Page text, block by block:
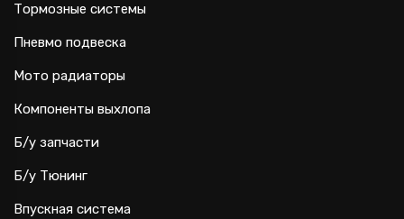
Тормозные системы
Пневмо подвеска
Мото радиаторы
Компоненты выхлопа
Б/у запчасти
Б/у Тюнинг
Впускная система